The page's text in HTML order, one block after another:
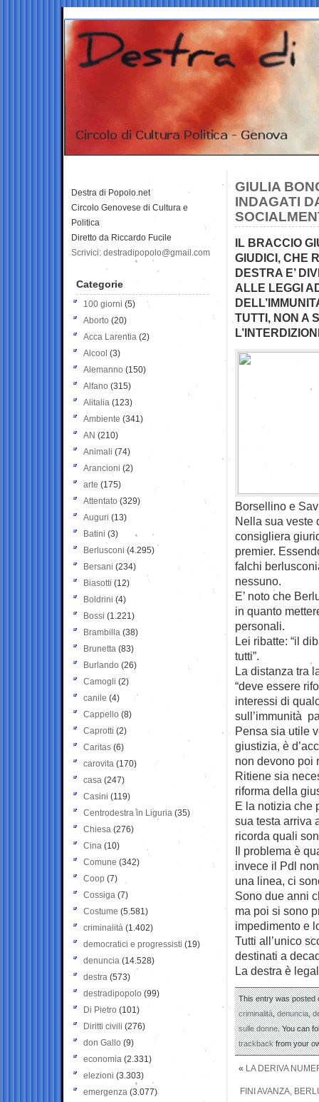
GIULIA
INDAGATI
IL BRACCIO
GIUDICI, CHE
DESTRA E’
ALLE LEGGI
TUTTI, NON A
Borsellino e
Nella sua veste
consigliera
premier.
falchi
nessuno.
E’ noto che
in quanto
personali.
Lei ribatte: “il
tutti”.
La distanza tra
“deve essere
interessi di
sull’immunità
Pensa sia utile
giustizia, è
non devono poi
Ritiene sia
riforma della
E la notizia che
sua testa arriva
ricorda quali
Il problema è
invece il Pdl
una linea, ci
Sono due anni
ma poi si sono
impedimento e
Tutti all’unico
destinati a
La destra è
This entry was posted
criminalità,denuncia,
sulle donne. You can
trackbackfrom your
« LA DERIVA
FINI AVANZA,
Destra di Popolo.net
Circolo Genovese di Cultura e
Politica
Diretto da Riccardo Fucile
Scrivici: destradipopolo@gmail.com
Categorie
100 giorni (5)
Aborto (20)
Acca Larentia (2)
Alcool (3)
Alemanno (150)
Alfano (315)
Alitalia (123)
Ambiente (341)
AN (210)
Animali (74)
Arancioni (2)
arte (175)
Attentato (329)
Auguri (13)
Batini (3)
Berlusconi (4.295)
Bersani (234)
Biasotti (12)
Boldrini (4)
Bossi (1.221)
Brambilla (38)
Brunetta (83)
Burlando (26)
Camogli (2)
canile (4)
Cappello (8)
Caprotti (2)
Caritas (6)
carovita (170)
casa (247)
Casini (119)
Centrodestra in Liguria (35)
Chiesa (276)
Cina (10)
Comune (342)
Coop (7)
Cossiga (7)
Costume (5.581)
criminalità (1.402)
democratici e progressisti (19)
denuncia (14.528)
destra (573)
destradipopolo (99)
Di Pietro (101)
Diritti civili (276)
don Gallo (9)
economia (2.331)
elezioni (3.303)
emergenza (3.077)